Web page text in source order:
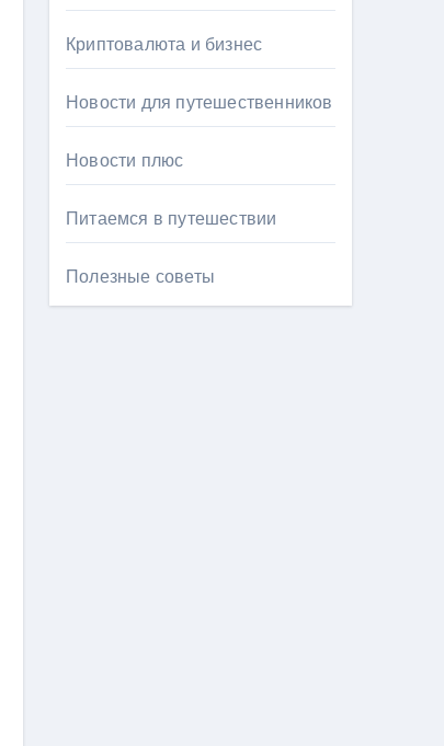
Криптовалюта и бизнес
Новости для путешественников
Новости плюс
Питаемся в путешествии
Полезные советы